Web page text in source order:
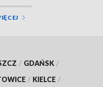
/ GDAŃSK /
/ KIELCE /